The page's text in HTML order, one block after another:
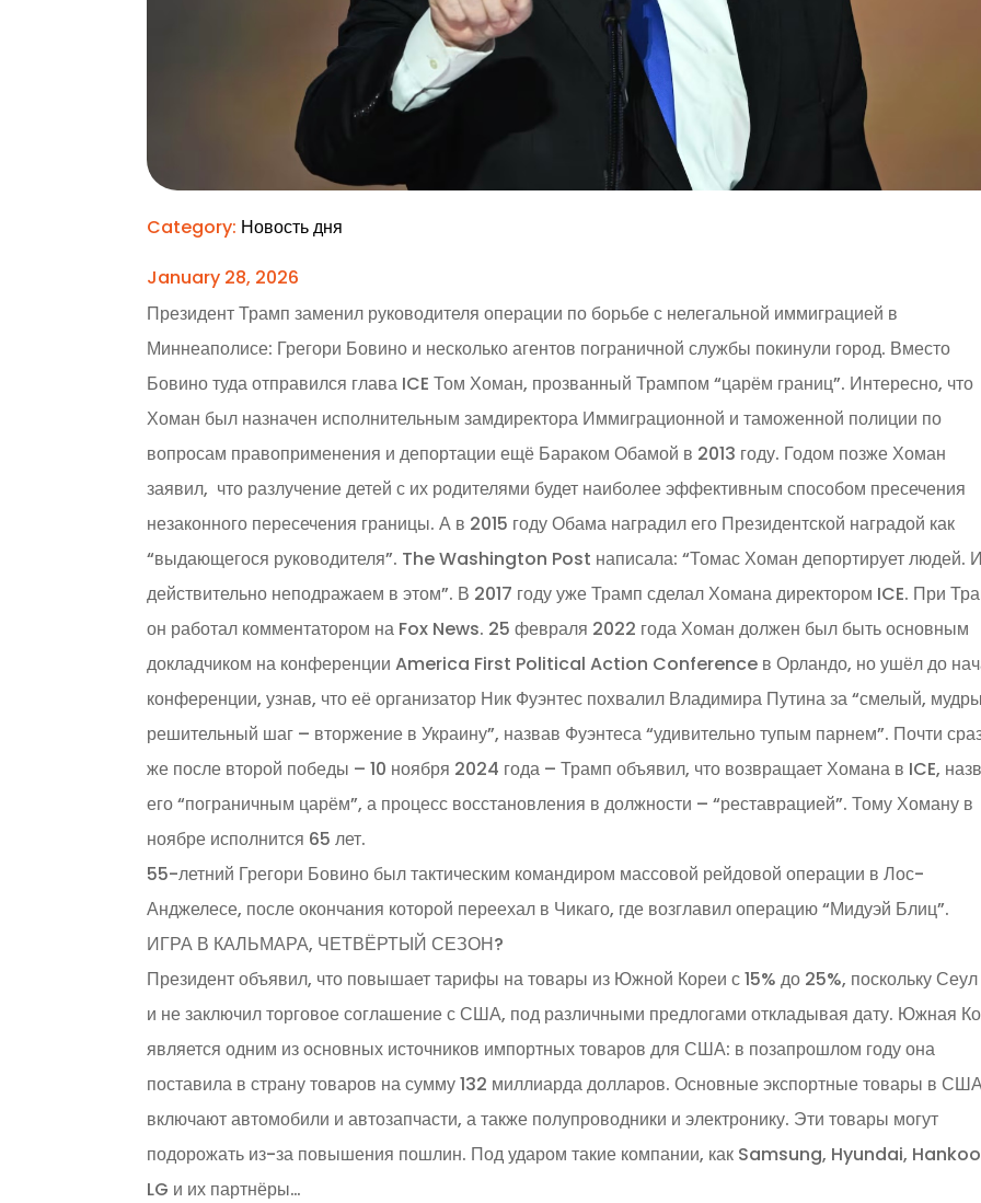
Category: Новость дня
January 28, 2026
Президент Трамп заменил руководителя операции по борьбе с нелегальной иммиграцией в
Миннеаполисе: Грегори Бовино и несколько агентов пограничной службы покинули город. Вместо
Бовино туда отправился глава ICE Том Хоман, прозванный Трампом “царём границ”. Интересно, что
Хоман был назначен исполнительным замдиректора Иммиграционной и таможенной полиции по
вопросам правоприменения и депортации ещё Бараком Обамой в 2013 году. Годом позже Хоман
заявил, что разлучение детей с их родителями будет наиболее эффективным способом пресечения
незаконного пересечения границы. А в 2015 году Обама наградил его Президентской наградой как
“выдающегося руководителя”. The Washington Post написала: “Томас Хоман депортирует людей.
действительно неподражаем в этом”. В 2017 году уже Трамп сделал Хомана директором ICE. При
он работал комментатором на Fox News. 25 февраля 2022 года Хоман должен был быть основным
докладчиком на конференции America First Political Action Conference в Орландо, но ушёл до
конференции, узнав, что её организатор Ник Фуэнтес похвалил Владимира Путина за “смелый,
решительный шаг – вторжение в Украину”, назвав Фуэнтеса “удивительно тупым парнем”. Почти
же после второй победы – 10 ноября 2024 года – Трамп объявил, что возвращает Хомана в ICE,
его “пограничным царём”, а процесс восстановления в должности – “реставрацией”. Тому Хоману в
ноябре исполнится 65 лет.
55-летний Грегори Бовино был тактическим командиром массовой рейдовой операции в Лос-
Анджелесе, после окончания которой переехал в Чикаго, где возглавил операцию “Мидуэй Блиц”.
ИГРА В КАЛЬМАРА, ЧЕТВЁРТЫЙ СЕЗОН?
Президент объявил, что повышает тарифы на товары из Южной Кореи с 15% до 25%, поскольку Сеул
и не заключил торговое соглашение с США, под различными предлогами откладывая дату. Южная
является одним из основных источников импортных товаров для США: в позапрошлом году она
поставила в страну товаров на сумму 132 миллиарда долларов. Основные экспортные товары в
включают автомобили и автозапчасти, а также полупроводники и электронику. Эти товары могут
подорожать из-за повышения пошлин. Под ударом такие компании, как Samsung, Hyundai,
LG и их партнёры…